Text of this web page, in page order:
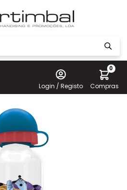
Login / Registo
0
Compras